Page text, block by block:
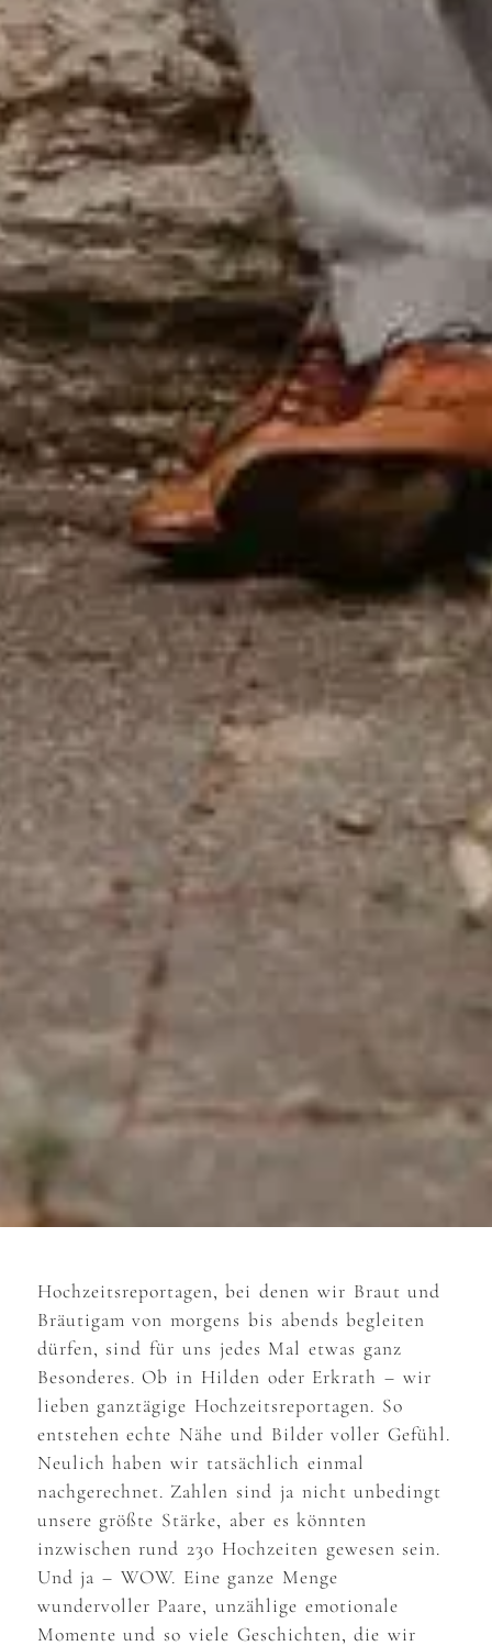
Hochzeitsreportagen, bei denen wir Braut und
Bräutigam von morgens bis abends begleiten
dürfen, sind für uns jedes Mal etwas ganz
Besonderes. Ob in Hilden oder Erkrath – wir
lieben ganztägige Hochzeitsreportagen. So
entstehen echte Nähe und Bilder voller Gefühl.
Neulich haben wir tatsächlich einmal
nachgerechnet. Zahlen sind ja nicht unbedingt
unsere größte Stärke, aber es könnten
inzwischen rund 230 Hochzeiten gewesen sein.
Und ja – WOW. Eine ganze Menge
wundervoller Paare, unzählige emotionale
Momente und so viele Geschichten, die wir